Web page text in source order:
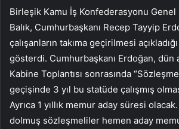
Birleşik Kamu İş Konfederasyonu
Balık, Cumhurbaşkanı Recep Tayyip
çalışanların takıma geçirilmesi
gösterdi. Cumhurbaşkanı Erdoğan, dün
Kabine Toplantısı sonrasında
geçişinde 3 yıl bu statüde çalışmış
Ayrıca 1 yıllık memur aday süresi olacak.
dolmuş sözleşmeliler hemen aday